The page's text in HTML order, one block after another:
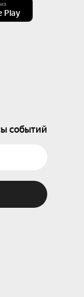
Play
событий